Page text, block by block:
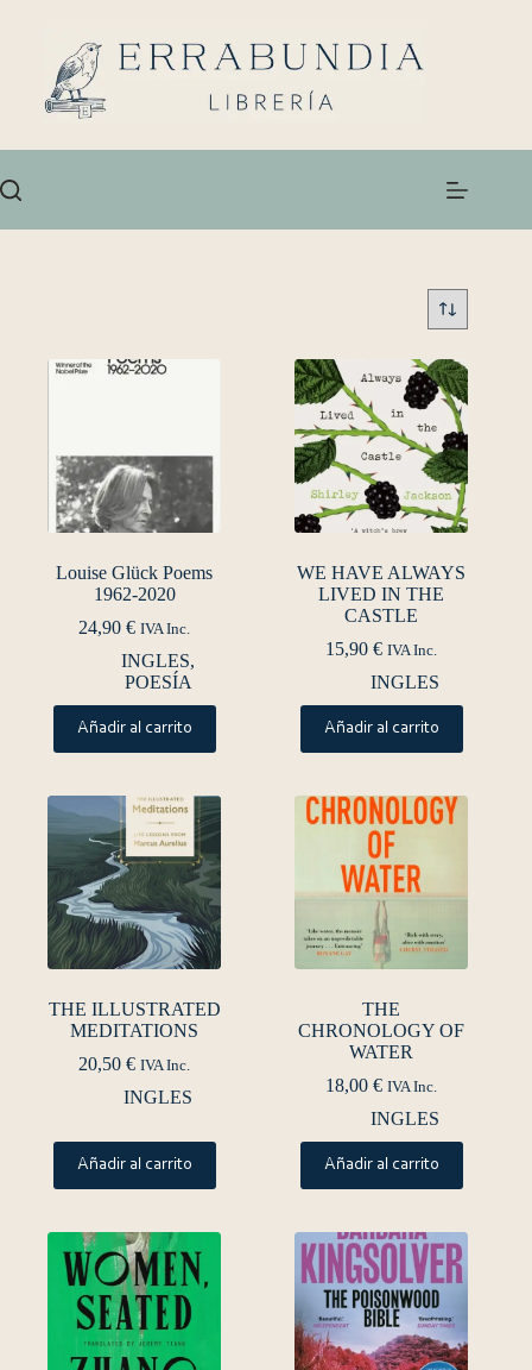
Louise Glück Poems
1962-2020
24,90€ IVA Inc.
INGLES,
POESÍA
Añadir al carrito
WE HAVE ALWAYS
LIVED IN THE
CASTLE
15,90€ IVA Inc.
INGLES
Añadir al carrito
THE ILLUSTRATED
MEDITATIONS
20,50€ IVA Inc.
INGLES
Añadir al carrito
THE
CHRONOLOGY OF
WATER
18,00€ IVA Inc.
INGLES
Añadir al carrito